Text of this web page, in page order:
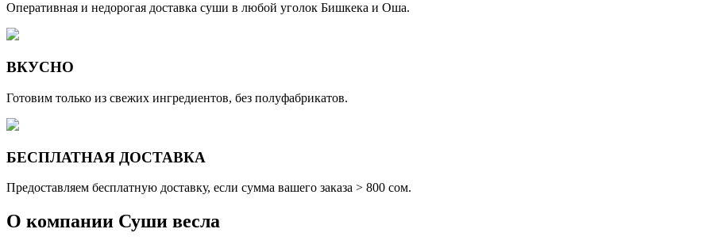
Оперативная и недорогая доставка суши в любой уголок Бишкека и Оша.
ВКУСНО
Готовим только из свежих ингредиентов, без полуфабрикатов.
БЕСПЛАТНАЯ ДОСТАВКА
Предоставляем бесплатную доставку, если сумма вашего заказа > 800 cом.
О компании Суши весла